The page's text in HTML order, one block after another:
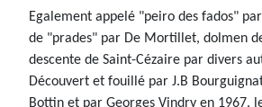
Egalement appelé "peiro des fados"
de "prades" par De Mortillet, dolmen
descente de Saint-Cézaire par divers
Découvert et fouillé par J.B
Bottin et par Georges Vindry en 1967.